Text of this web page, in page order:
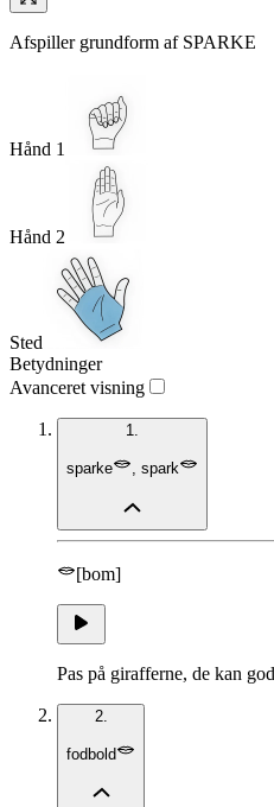
Afspiller grundform af SPARKE
Hånd 1
Hånd 2
Sted
Betydninger
Avanceret visning
1.
sparke , spark
[bom]
Pas på girafferne, de kan
2.
fodbold